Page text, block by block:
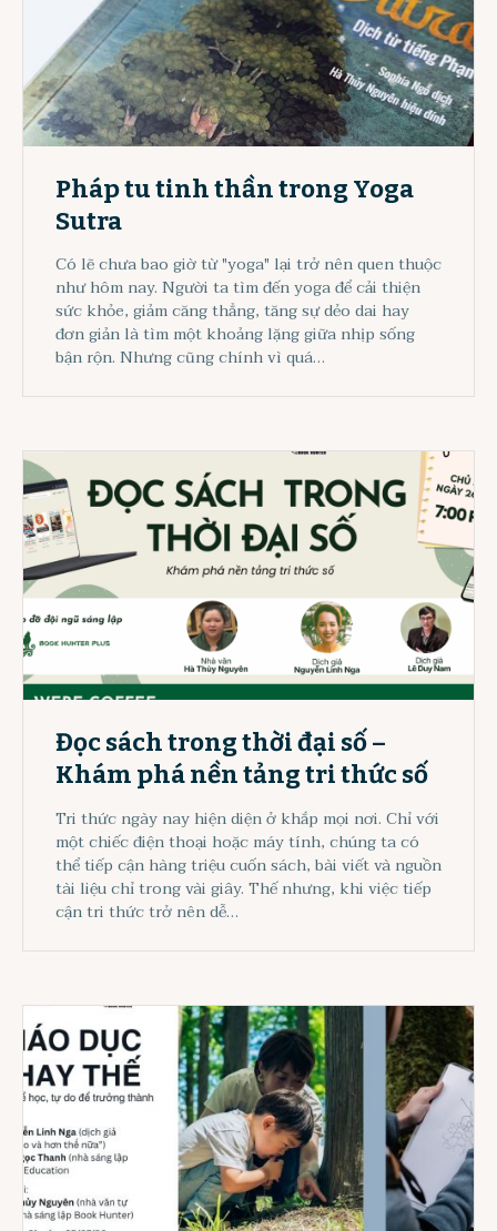
Pháp tu tinh thần trong Yoga
Sutra
Có lẽ chưa bao giờ từ "yoga" lại trở nên quen thuộc
như hôm nay. Người ta tìm đến yoga để cải thiện
sức khỏe, giảm căng thẳng, tăng sự dẻo dai hay
đơn giản là tìm một khoảng lặng giữa nhịp sống
bận rộn. Nhưng cũng chính vì quá…
Đọc sách trong thời đại số –
Khám phá nền tảng tri thức số
Tri thức ngày nay hiện diện ở khắp mọi nơi. Chỉ với
một chiếc điện thoại hoặc máy tính, chúng ta có
thể tiếp cận hàng triệu cuốn sách, bài viết và nguồn
tài liệu chỉ trong vài giây. Thế nhưng, khi việc tiếp
cận tri thức trở nên dễ…